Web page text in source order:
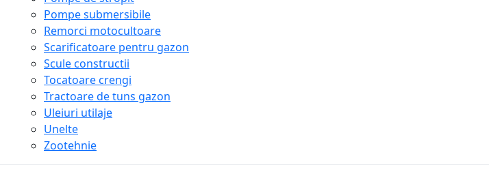
Pompe submersibile
Remorci motocultoare
Scarificatoare pentru gazon
Scule constructii
Tocatoare crengi
Tractoare de tuns gazon
Uleiuri utilaje
Unelte
Zootehnie